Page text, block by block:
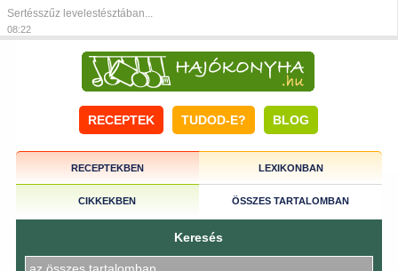
Sertésszűz levelestésztában...
08:22
RECEPTEK TUDOD-E? BLOG
RECEPTEKBEN LEXIKONBAN
CIKKEKBEN ÖSSZES TARTALOMBAN
Keresés